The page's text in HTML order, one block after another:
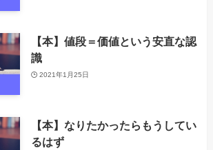
【本】値段＝価値という安直な認
識
2021年1月25日
【本】なりたかったらもうしてい
るはず